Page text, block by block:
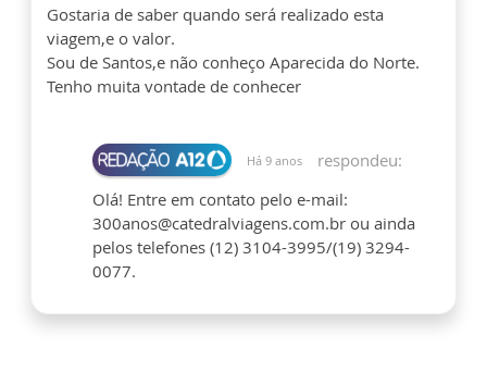
Gostaria de saber quando será realizado esta
viagem,e o valor.
Sou de Santos,e não conheço Aparecida do Norte.
Tenho muita vontade de conhecer
Há 9 anos
respondeu:
Olá! Entre em contato pelo e-mail:
300anos@catedralviagens.com.br ou ainda
pelos telefones (12) 3104-3995/(19) 3294-
0077.